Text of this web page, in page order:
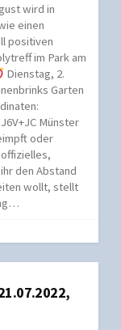
wird in
einen
positiven
im Park am
Dienstag, 2.
Garten
Münster
oder
den Abstand
wollt, stellt